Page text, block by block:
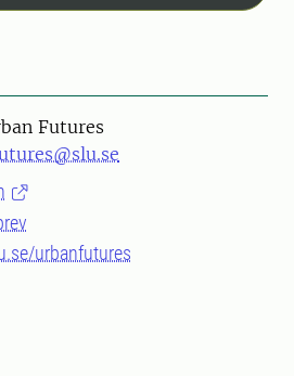
Futures
urbanfutures